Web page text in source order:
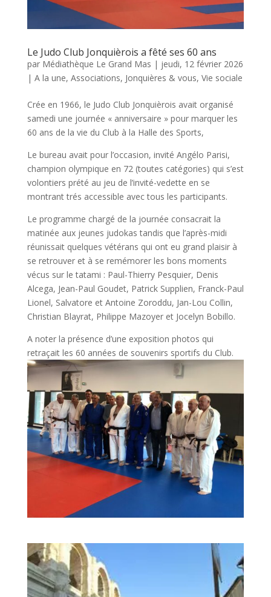
Le Judo Club Jonquièrois a fêté ses 60 ans
par Médiathèque Le Grand Mas | jeudi, 12 février 2026
| A la une, Associations, Jonquières & vous, Vie sociale
Crée en 1966, le Judo Club Jonquièrois avait organisé
samedi une journée « anniversaire » pour marquer les
60 ans de la vie du Club à la Halle des Sports,
Le bureau avait pour l’occasion, invité Angélo Parisi,
champion olympique en 72 (toutes catégories) qui s’est
volontiers prété au jeu de l’invité-vedette en se
montrant trés accessible avec tous les participants.
Le programme chargé de la journée consacrait la
matinée aux jeunes judokas tandis que l’après-midi
réunissait quelques vétérans qui ont eu grand plaisir à
se retrouver et à se remémorer les bons moments
vécus sur le tatami : Paul-Thierry Pesquier, Denis
Alcega, Jean-Paul Goudet, Patrick Supplien, Franck-Paul
Lionel, Salvatore et Antoine Zoroddu, Jan-Lou Collin,
Christian Blayrat, Philippe Mazoyer et Jocelyn Bobillo.
A noter la présence d’une exposition photos qui
retraçait les 60 années de souvenirs sportifs du Club.